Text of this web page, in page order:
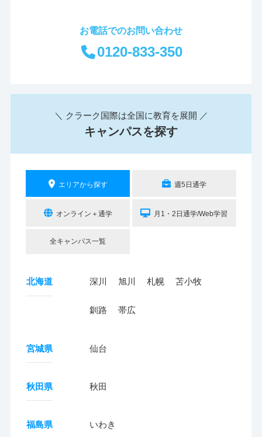
お電話でのお問い合わせ
0120-833-350
＼ クラーク国際は全国に教育を展開 ／
キャンパスを探す
エリアから探す 週5日通学
オンライン＋通学 月1・2日通学/Web学習
全キャンパス一覧
北海道 深川 旭川 札幌 苫小牧
釧路 帯広
宮城県 仙台
秋田県 秋田
福島県 いわき